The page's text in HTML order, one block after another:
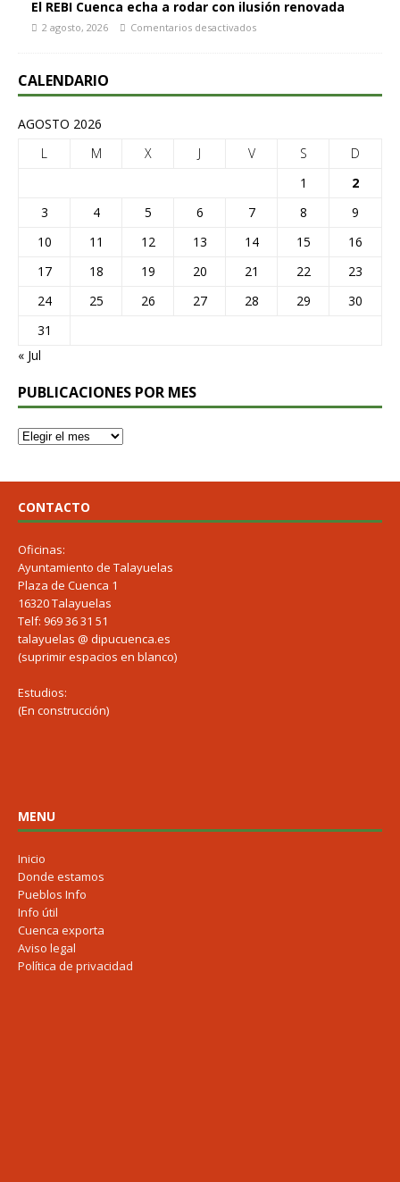
El REBI Cuenca echa a rodar con ilusión renovada
2 agosto, 2026 Comentarios desactivados
CALENDARIO
AGOSTO 2026
L
M X J V S
D
1
2
3
4 5 6 7 8
9
10
11 12 13 14 15
16
17
18 19 20 21 22
23
24
25 26 27 28 29
30
31
« Jul
PUBLICACIONES POR MES
CONTACTO
Oficinas:
Ayuntamiento de Talayuelas
Plaza de Cuenca 1
16320 Talayuelas
Telf: 969 36 31 51
talayuelas @ dipucuenca.es
(suprimir espacios en blanco)
Estudios:
(En construcción)
MENU
Inicio
Donde estamos
Pueblos Info
Info útil
Cuenca exporta
Aviso legal
Política de privacidad